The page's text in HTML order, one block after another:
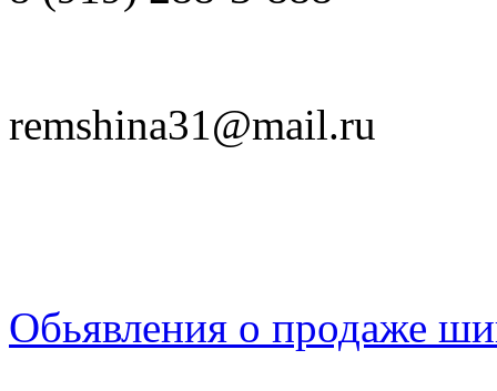
remshina31@mail.ru
Обьявления о продаже